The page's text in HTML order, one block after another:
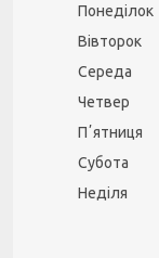
Понеділок
Вівторок
Середа
Четвер
Пʼятниця
Субота
Неділя